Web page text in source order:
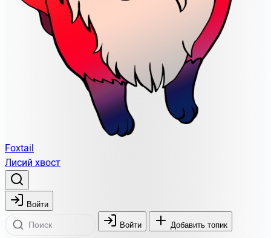
Foxtail
Лисий хвост
Войти
Войти Добавить топик